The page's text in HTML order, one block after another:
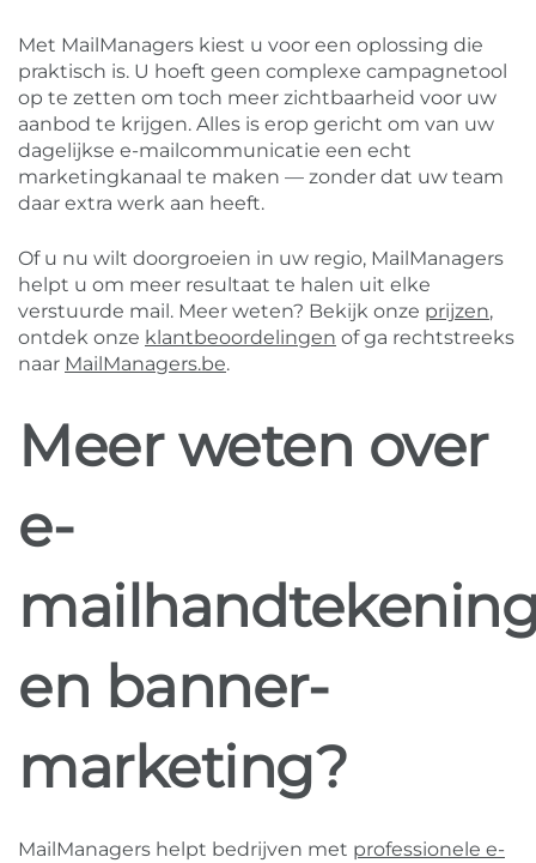
Met MailManagers kiest u voor een oplossing die
praktisch is. U hoeft geen complexe campagnetool
op te zetten om toch meer zichtbaarheid voor uw
aanbod te krijgen. Alles is erop gericht om van uw
dagelijkse e-mailcommunicatie een echt
marketingkanaal te maken — zonder dat uw team
daar extra werk aan heeft.
Of u nu wilt doorgroeien in uw regio, MailManagers
helpt u om meer resultaat te halen uit elke
verstuurde mail. Meer weten? Bekijk onze prijzen,
ontdek onze klantbeoordelingen of ga rechtstreeks
naar MailManagers.be.
Meer weten over
e-
en banner-
marketing?
MailManagers helpt bedrijven met professionele e-